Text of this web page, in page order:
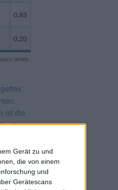
Gerät zu und
die von einem
und
Gerätescans
0,93
0,20
details
ist die
ist
sollte
im